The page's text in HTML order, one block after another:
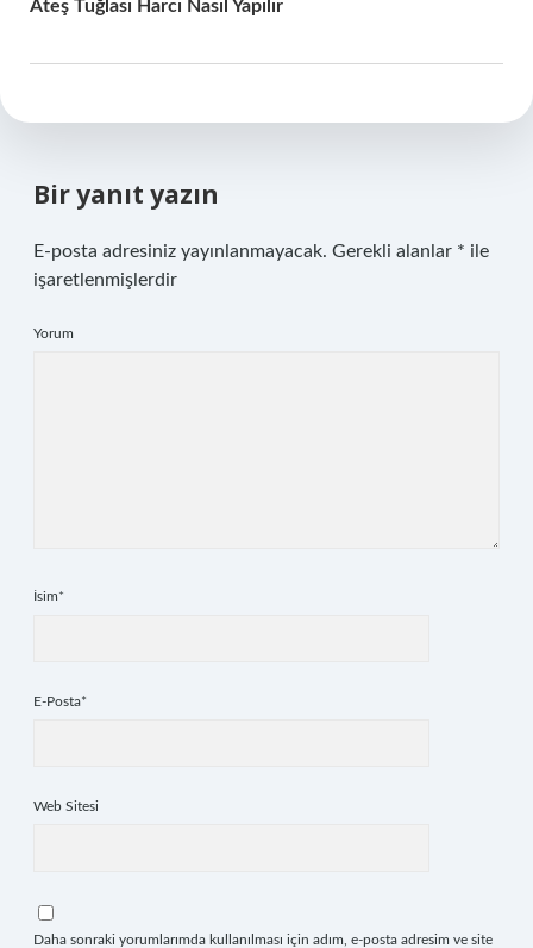
Ateş Tuğlası Harcı Nasıl Yapılır
Bir yanıt yazın
E-posta adresiniz yayınlanmayacak. Gerekli alanlar * ile
işaretlenmişlerdir
Yorum
İsim*
E-Posta*
Web Sitesi
Daha sonraki yorumlarımda kullanılması için adım, e-posta adresim ve site